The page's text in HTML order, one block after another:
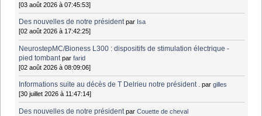
[03 août 2026 à 07:45:53]
Des nouvelles de notre président par Isa
[02 août 2026 à 17:42:25]
NeurostepMC/Bioness L300 : dispositifs de stimulation électrique -
pied tombant parfarid
[02 août 2026 à 08:09:06]
Informations suite au décès de T Delrieu notre président . pargilles
[30 juillet 2026 à 11:47:14]
Des nouvelles de notre président parCouette de cheval